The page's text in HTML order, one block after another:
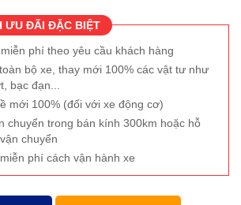
ƯU ĐÃI ĐẶC BIỆT
phí theo yêu cầu khách hàng
bộ xe, thay mới 100% các vật tư như
bạc đạn...
mới 100% (đối với xe động cơ)
chuyển trong bán kính 300km hoặc hỗ
chuyển
phí cách vận hành xe